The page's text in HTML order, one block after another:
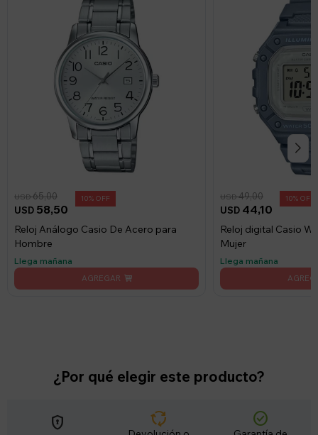
USD 58,50
USD65,00 10
Reloj Análogo Casio De Acero para
Hombre
Llega mañana
USD 44,10
USD49,00 10
Reloj digital Casio
Mujer
Llega mañana
¿Por qué elegir este producto?
encrypted cycle check_circle